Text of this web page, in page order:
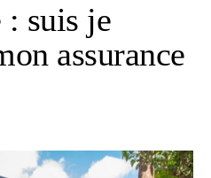
: suis je
assurance